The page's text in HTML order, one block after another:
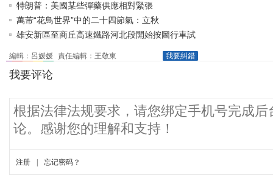
特朗普：美國某些彈藥供應相對緊張
萬芾“花鳥世界”中的二十四節氣：立秋
雄安新區至商丘高速鐵路河北段開始按圖行車試
我要糾錯
編輯：呂媛媛 責任編輯：王敬東